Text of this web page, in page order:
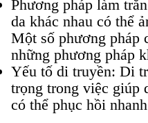
Phương pháp làm
da khác nhau có thể
Một số phương pháp
những phương pháp
Yếu tố di truyền: Di
trọng trong việc giúp
có thể phục hồi